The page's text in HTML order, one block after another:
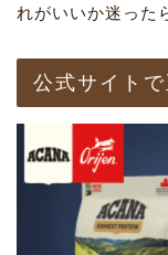
れがいいか迷った
公式サイト